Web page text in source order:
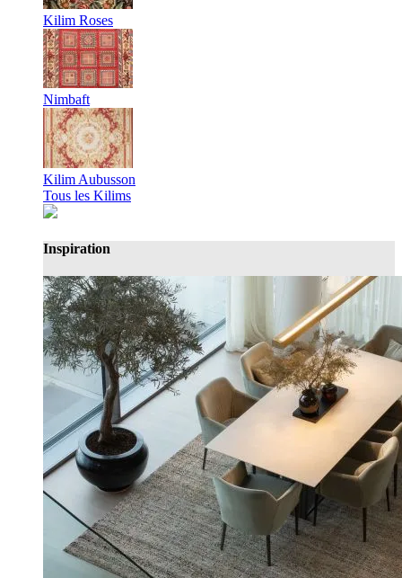
Kilim Roses
Nimbaft
Kilim Aubusson
Tous les Kilims
Inspiration